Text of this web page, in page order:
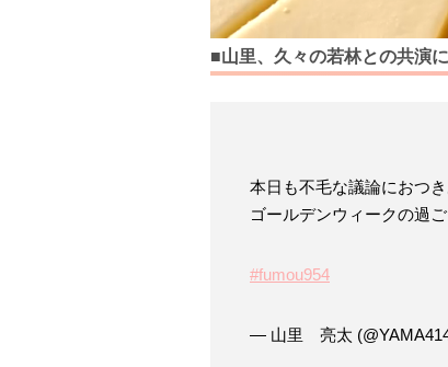
■山里、久々の若林との共演
本日も不毛な議論におつ
ゴールデンウィークの過
#fumou954
— 山里 亮太